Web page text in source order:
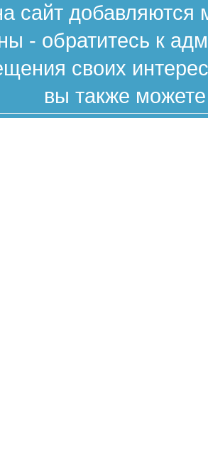
сайт
- обратитесь к
своих
вы также